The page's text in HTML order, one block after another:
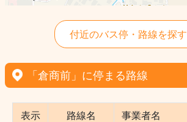
付近のバス停・路線を探す
「倉商前」に停まる路線
表示 路線名 事業者名